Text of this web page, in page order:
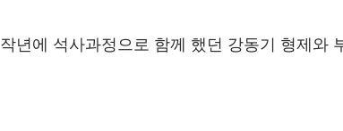
작년에 석사과정으로 함께 했던 강동기 형제와